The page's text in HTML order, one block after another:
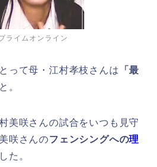
ライムオンライン
って母・江村孝枝さんは 「最
。
美咲さんの試合をいつも見守
咲さんのフェンシングへの理
た。